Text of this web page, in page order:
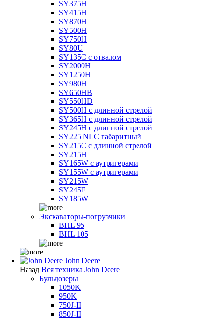
SY375H
SY415H
SY870H
SY500H
SY750H
SY80U
SY135C с отвалом
SY2000H
SY1250H
SY980H
SY650HB
SY550HD
SY500H с длинной стрелой
SY365H с длинной стрелой
SY245H с длинной стрелой
SY225 NLC габаритный
SY215C с длинной стрелой
SY215H
SY165W с аутригерами
SY155W с аутригерами
SY215W
SY245F
SY185W
Экскаваторы-погрузчики
BHL 95
BHL 105
John Deere
Назад Вся техника John Deere
Бульдозеры
1050K
950K
750J-II
850J-II